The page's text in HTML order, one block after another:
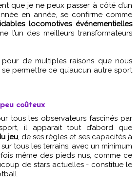
que je ne peux passer à côté d’un
en année, se confirme comme
locomotives événementielles
l’un des meilleurs transformateurs
de multiples raisons que nous
permettre ce qu’aucun autre sport
coûteux
tous les observateurs fascinés par
il apparait tout d’abord que
jeu, de ses règles et ses capacités à
tous les terrains, avec un minimum
même des pieds nus, comme ce
de stars actuelles - constitue le